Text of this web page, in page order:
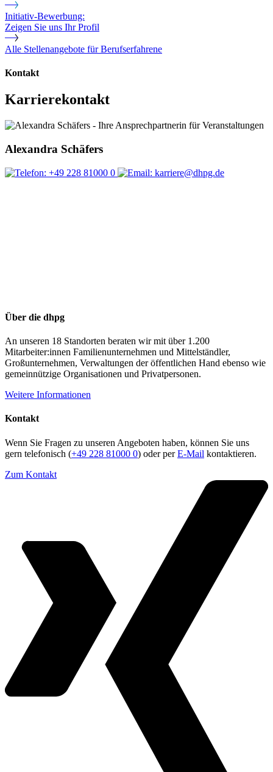
Initiativ-Bewerbung:
Zeigen Sie uns Ihr Profil
Alle Stellenangebote für Berufserfahrene
Kontakt
Karrierekontakt
Alexandra Schäfers
+49 228 81000 0 karriere@dhpg.de
Über die dhpg
An unseren 18 Standorten beraten wir mit über 1.200
Mitarbeiter:innen Familienunternehmen und Mittelständler,
Großunternehmen, Verwaltungen der öffentlichen Hand ebenso wie
gemeinnützige Organisationen und Privatpersonen.
Weitere Informationen
Kontakt
Wenn Sie Fragen zu unseren Angeboten haben, können Sie uns
gern telefonisch (+49 228 81000 0) oder perE-Mail kontaktieren.
Zum Kontakt